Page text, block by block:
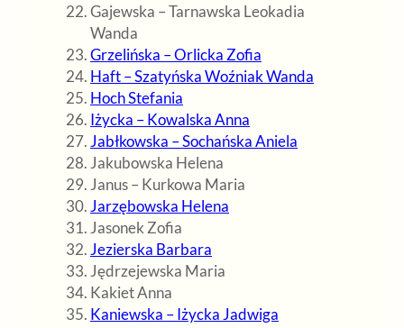
Gajewska – Tarnawska Leokadia
Wanda
Grzelińska – Orlicka Zofia
Haft – Szatyńska Woźniak Wanda
Hoch Stefania
Iżycka – Kowalska Anna
Jabłkowska – Sochańska Aniela
Jakubowska Helena
Janus – Kurkowa Maria
Jarzębowska Helena
Jasonek Zofia
Jezierska Barbara
Jędrzejewska Maria
Kakiet Anna
Kaniewska – Iżycka Jadwiga